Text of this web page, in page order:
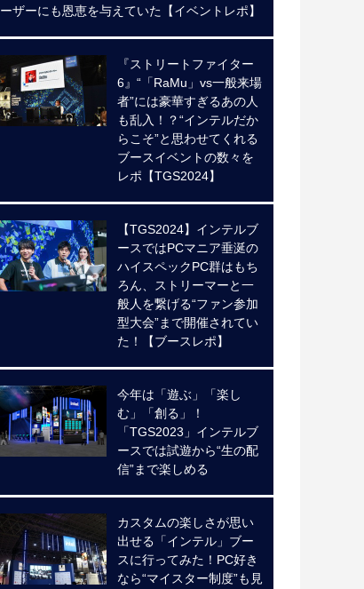
ーザーにも恩恵を与えていた【イベントレポ】
『ストリートファイター
6』“「RaMu」vs一般来場
者”には豪華すぎるあの人
も乱入！？“インテルだか
らこそ”と思わせてくれる
ブースイベントの数々を
レポ【TGS2024】
【TGS2024】インテルブ
ースではPCマニア垂涎の
ハイスペックPC群はもち
ろん、ストリーマーと一
般人を繋げる“ファン参加
型大会”まで開催されてい
た！【ブースレポ】
今年は「遊ぶ」「楽し
む」「創る」！
「TGS2023」インテルブ
ースでは試遊から“生の配
信”まで楽しめる
カスタムの楽しさが思い
出せる「インテル」ブー
スに行ってみた！PC好き
なら“マイスター制度”も見